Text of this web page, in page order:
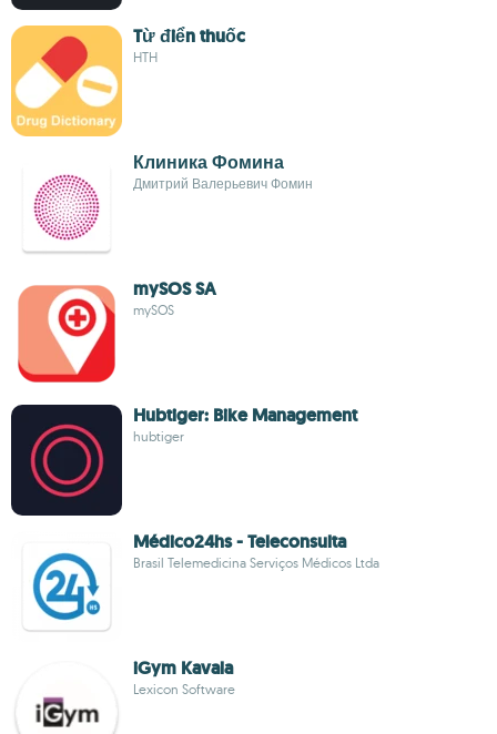
Từ điển thuốc
HTH
Клиника Фомина
Дмитрий Валерьевич Фомин
mySOS SA
mySOS
Hubtiger: Bike Management
hubtiger
Médico24hs - Teleconsulta
Brasil Telemedicina Serviços Médicos Ltda
iGym Kavala
Lexicon Software